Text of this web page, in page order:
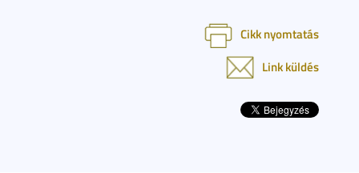
Cikk nyomtatás
Link küldés